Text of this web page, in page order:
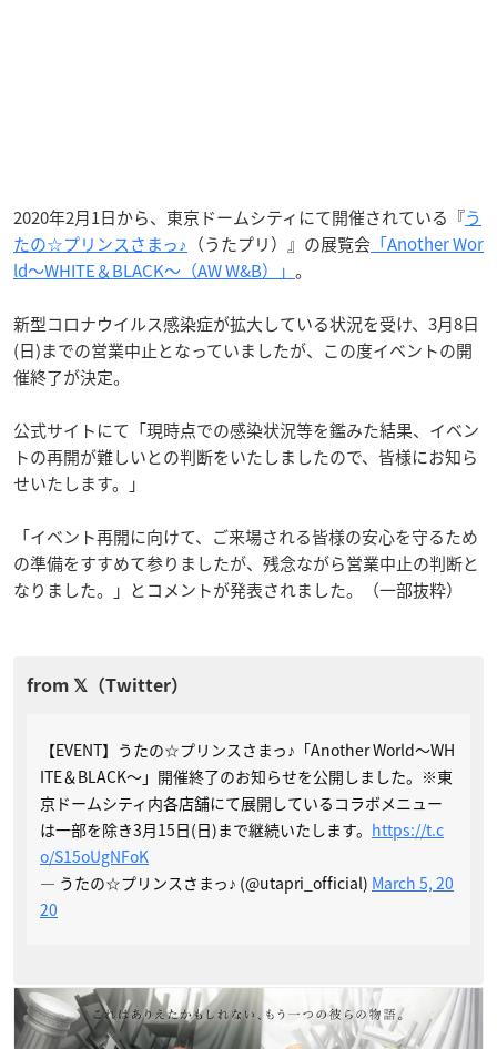
2020年2月1日から、東京ドームシティにて開催されている『う
たの☆プリンスさまっ♪ （うたプリ）』の展覧会 「Another Wor
ld～WHITE＆BLACK～（AW W&B）」 。
新型コロナウイルス感染症が拡大している状況を受け、3月8日
(日)までの営業中止となっていましたが、この度イベントの開
催終了が決定。
公式サイトにて「現時点での感染状況等を鑑みた結果、イベン
トの再開が難しいとの判断をいたしましたので、皆様にお知ら
せいたします。」
「イベント再開に向けて、ご来場される皆様の安心を守るため
の準備をすすめて参りましたが、残念ながら営業中止の判断と
なりました。」とコメントが発表されました。（一部抜粋）
【EVENT】うたの☆プリンスさまっ♪「Another World～WH
ITE＆BLACK～」開催終了のお知らせを公開しました。※東
京ドームシティ内各店舗にて展開しているコラボメニュー
は一部を除き3月15日(日)まで継続いたします。 https://t.c
o/S15oUgNFoK
— うたの☆プリンスさまっ♪ (@utapri_official) March 5, 20
20